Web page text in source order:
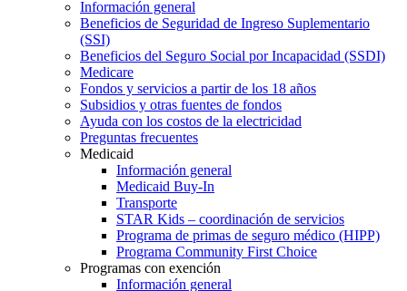
Información general
Beneficios de Seguridad de Ingreso Suplementario
(SSI)
Beneficios del Seguro Social por Incapacidad (SSDI)
Medicare
Fondos y servicios a partir de los 18 años
Subsidios y otras fuentes de fondos
Ayuda con los costos de la electricidad
Preguntas frecuentes
Medicaid
Información general
Medicaid Buy-In
Transporte
STAR Kids – coordinación de servicios
Programa de primas de seguro médico (HIPP)
Programa Community First Choice
Programas con exención
Información general